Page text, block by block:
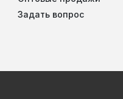
Задать вопрос